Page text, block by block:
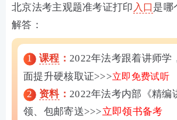
北京法考主观题准考证打印 入口 是哪
解答：
1 课程 ： 2022年法考跟着讲师学
面提升硬核取证>>>立即免费试听
2 资料： 2022年法考内部《精编
领、包邮寄送>>>立即领书备考